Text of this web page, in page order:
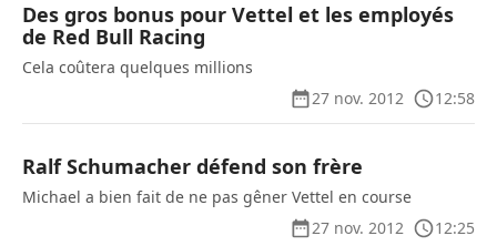
Des gros bonus pour Vettel et les employés
de Red Bull Racing
Cela coûtera quelques millions
27 nov. 2012
12:58
Ralf Schumacher défend son frère
Michael a bien fait de ne pas gêner Vettel en course
27 nov. 2012
12:25